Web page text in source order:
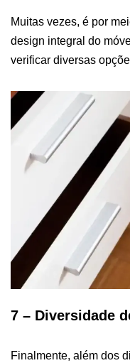
Muitas vezes, é por
design integral do
verificar diversas
7 – Diversidade
Finalmente, além dos